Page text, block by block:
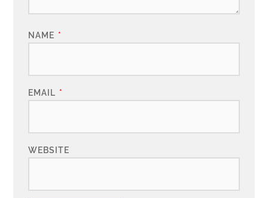
NAME *
EMAIL *
WEBSITE